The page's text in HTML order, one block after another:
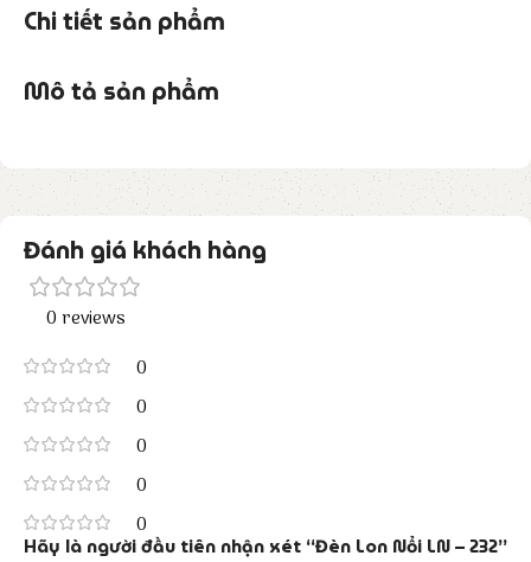
Chi tiết sản phẩm
Mô tả sản phẩm
Đánh giá khách hàng
0 reviews
0
0
0
0
0
Hãy là người đầu tiên nhận xét “Đèn Lon Nổi LN – 232”